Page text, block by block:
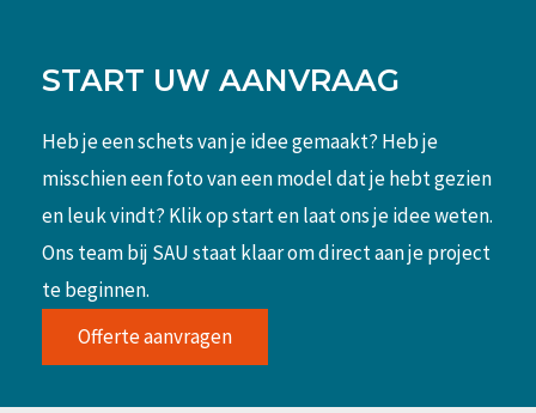
START UW AANVRAAG
Heb je een schets van je idee gemaakt? Heb je
misschien een foto van een model dat je hebt gezien
en leuk vindt? Klik op start en laat ons je idee weten.
Ons team bij SAU staat klaar om direct aan je project
te beginnen.
Offerte aanvragen